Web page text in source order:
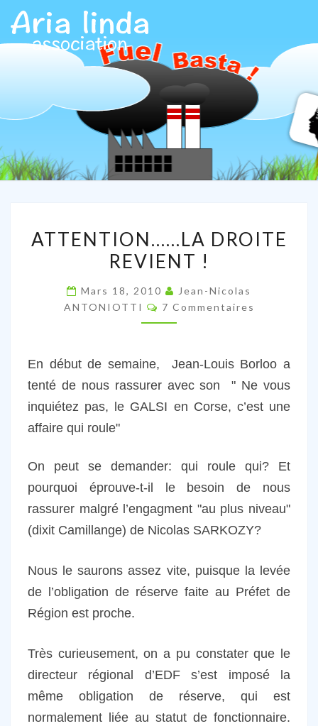
Association
Aria Linda
LA
DROITE
ATTENTION……LA DROITE
REVIENT !
Mars 18, 2010
Jean-Nicolas
ANTONIOTTI
Commentaires
7 Commentaires
En début de semaine, Jean-Louis Borloo a
tenté de nous rassurer avec son " Ne vous
inquiétez pas, le GALSI en Corse, c’est une
affaire qui roule"
On peut se demander: qui roule qui? Et
pourquoi éprouve-t-il le besoin de nous
rassurer malgré l’engagment "au plus niveau"
(dixit Camillange) de Nicolas SARKOZY?
Nous le saurons assez vite, puisque la levée
de l’obligation de réserve faite au Préfet de
Région est proche.
Très curieusement, on a pu constater que le
directeur régional d’EDF s’est imposé la
même obligation de réserve, qui est
normalement liée au statut de fonctionnaire.